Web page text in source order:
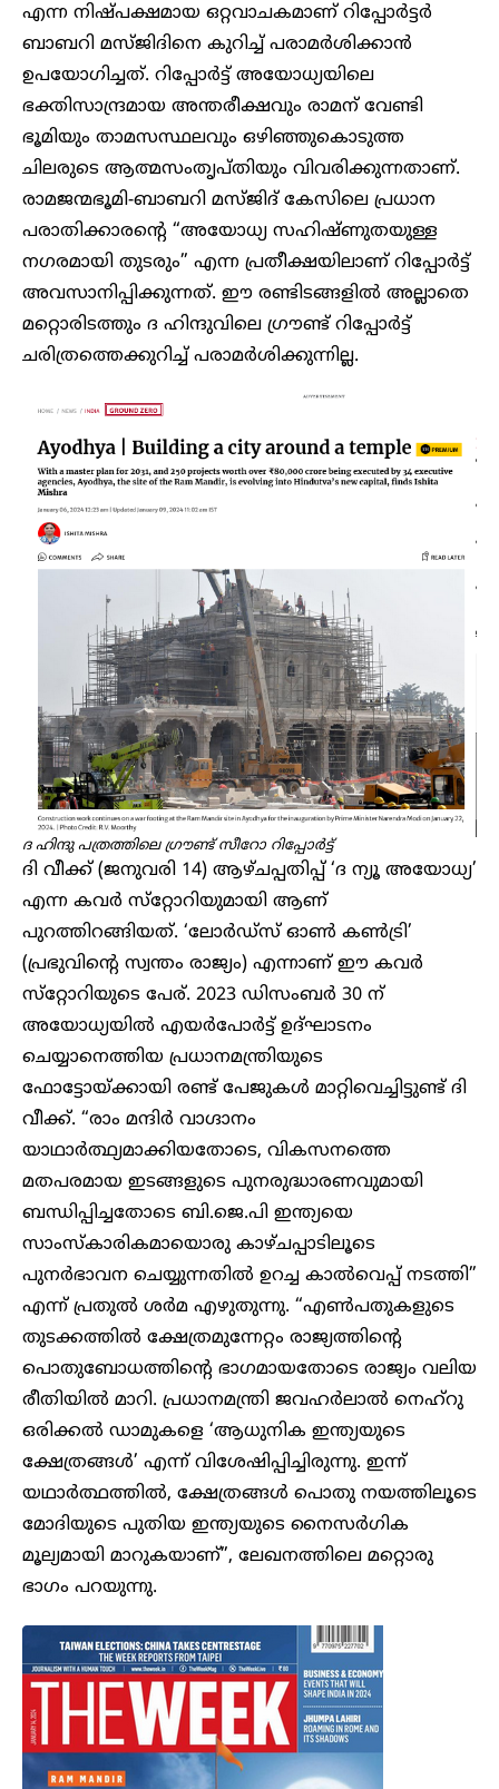
എന്ന നിഷ്പക്ഷമായ ഒറ്റവാചകമാണ് റിപ്പോര്‍ട്ടര്‍
ബാബറി മസ്ജിദിനെ കുറിച്ച് പരാമര്‍ശിക്കാന്‍
ഉപയോഗിച്ചത്. റിപ്പോര്‍ട്ട് അയോധ്യയിലെ
ഭക്തിസാന്ദ്രമായ അന്തരീക്ഷവും രാമന് വേണ്ടി
ഭൂമിയും താമസസ്ഥലവും ഒഴിഞ്ഞുകൊടുത്ത
ചിലരുടെ ആത്മസംതൃപ്തിയും വിവരിക്കുന്നതാണ്.
രാമജന്മഭൂമി-ബാബറി മസ്ജിദ് കേസിലെ പ്രധാന
പരാതിക്കാരന്റെ “അയോധ്യ സഹിഷ്ണുതയുള്ള
നഗരമായി തുടരും” എന്ന പ്രതീക്ഷയിലാണ് റിപ്പോര്‍ട്ട്
അവസാനിപ്പിക്കുന്നത്. ഈ രണ്ടിടങ്ങളില്‍ അല്ലാതെ
മറ്റൊരിടത്തും ദ ഹിന്ദുവിലെ ഗ്രൗണ്ട് റിപ്പോര്‍ട്ട്
ചരിത്രത്തെക്കുറിച്ച് പരാമര്‍ശിക്കുന്നില്ല.
ദ ഹിന്ദു പത്രത്തിലെ ​ഗ്രൗണ്ട് സീറോ റിപ്പോർട്ട്
ദി വീക്ക് (ജനുവരി 14) ആഴ്ചപ്പതിപ്പ് ‘ദ ന്യൂ അയോധ്യ’
എന്ന കവര്‍ സ്‌റ്റോറിയുമായി ആണ്
പുറത്തിറങ്ങിയത്. ‘ലോര്‍ഡ്‌സ് ഓണ്‍ കണ്‍ട്രി’
(പ്രഭുവിന്റെ സ്വന്തം രാജ്യം) എന്നാണ് ഈ കവര്‍
സ്‌റ്റോറിയുടെ പേര്. 2023 ഡിസംബര്‍ 30 ന്
അയോധ്യയില്‍ എയര്‍പോര്‍ട്ട് ഉദ്ഘാടനം
ചെയ്യാനെത്തിയ പ്രധാനമന്ത്രിയുടെ
ഫോട്ടോയ്ക്കായി രണ്ട് പേജുകള്‍ മാറ്റിവെച്ചിട്ടുണ്ട് ദി
വീക്ക്. “രാം മന്ദിര്‍ വാഗ്ദാനം
യാഥാര്‍ത്ഥ്യമാക്കിയതോടെ, വികസനത്തെ
മതപരമായ ഇടങ്ങളുടെ പുനരുദ്ധാരണവുമായി
ബന്ധിപ്പിച്ചതോടെ ബി.ജെ.പി ഇന്ത്യയെ
സാംസ്‌കാരികമായൊരു കാഴ്ചപ്പാടിലൂടെ
പുനര്‍ഭാവന ചെയ്യുന്നതില്‍ ഉറച്ച കാല്‍വെപ്പ് നടത്തി”
എന്ന് പ്രതുല്‍ ശര്‍മ എഴുതുന്നു. “എണ്‍പതുകളുടെ
തുടക്കത്തില്‍ ക്ഷേത്രമുന്നേറ്റം രാജ്യത്തിന്റെ
പൊതുബോധത്തിന്റെ ഭാഗമായതോടെ രാജ്യം വലിയ
രീതിയില്‍ മാറി. പ്രധാനമന്ത്രി ജവഹര്‍ലാല്‍ നെഹ്‌റു
ഒരിക്കല്‍ ഡാമുകളെ ‘ആധുനിക ഇന്ത്യയുടെ
ക്ഷേത്രങ്ങള്‍’ എന്ന് വിശേഷിപ്പിച്ചിരുന്നു. ഇന്ന്
യഥാര്‍ത്ഥത്തില്‍, ക്ഷേത്രങ്ങള്‍ പൊതു നയത്തിലൂടെ
മോദിയുടെ പുതിയ ഇന്ത്യയുടെ നൈസർ​ഗിക
മൂല്യമായി മാറുകയാണ്”, ലേഖനത്തിലെ മറ്റൊരു
ഭാഗം പറയുന്നു.